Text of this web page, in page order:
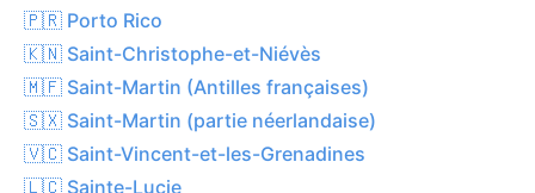
🇵🇷 Porto Rico
🇰🇳 Saint-Christophe-et-Niévès
🇲🇫 Saint-Martin (Antilles françaises)
🇸🇽 Saint-Martin (partie néerlandaise)
🇻🇨 Saint-Vincent-et-les-Grenadines
🇱🇨 Sainte-Lucie